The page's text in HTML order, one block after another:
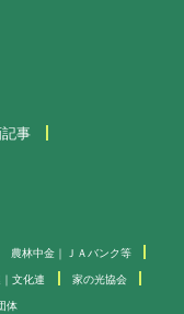
事
農林中金｜ＪＡバンク等
文化連 家の光協会
体